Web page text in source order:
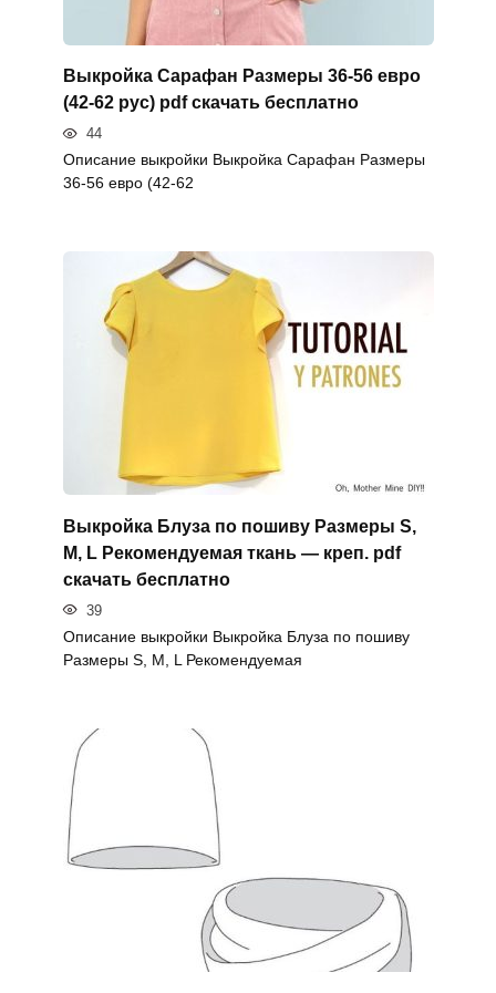
Выкройка Сарафан Размеры 36-56 евро
(42-62 рус) pdf скачать бесплатно
44
Описание выкройки Выкройка Сарафан Размеры
36-56 евро (42-62
Выкройка Блуза по пошиву Размеры S,
M, L Рекомендуемая ткань — креп. pdf
скачать бесплатно
39
Описание выкройки Выкройка Блуза по пошиву
Размеры S, M, L Рекомендуемая